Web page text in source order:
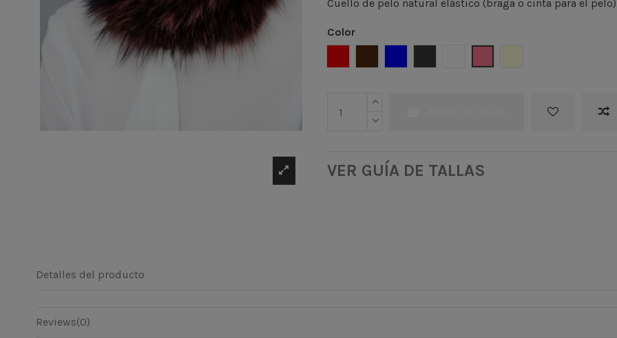
Cuello de pelo natural elástico (braga o cinta para el pelo)
Color
VER GUÍA DE TALLAS
Detalles del producto
Reviews(0)